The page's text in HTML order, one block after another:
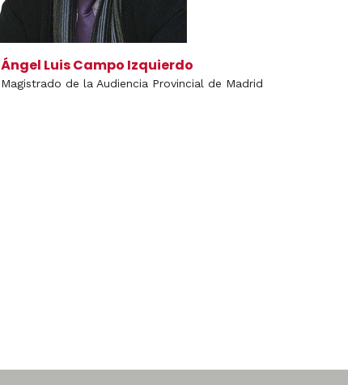
Ángel Luis Campo Izquierdo
Magistrado de la Audiencia Provincial de Madrid